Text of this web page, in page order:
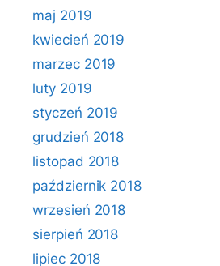
maj 2019
kwiecień 2019
marzec 2019
luty 2019
styczeń 2019
grudzień 2018
listopad 2018
październik 2018
wrzesień 2018
sierpień 2018
lipiec 2018